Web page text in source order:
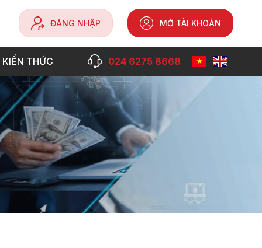
ĐĂNG NHẬP MỞ TÀI KHOẢN
THỨC 024 6275 8668